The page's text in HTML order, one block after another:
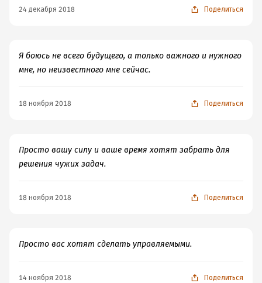
24 декабря 2018 Поделиться
Я боюсь не всего будущего, а только важного и нужного
мне, но неизвестного мне сейчас.
18 ноября 2018 Поделиться
Просто вашу силу и ваше время хотят забрать для
решения чужих задач.
18 ноября 2018 Поделиться
Просто вас хотят сделать управляемыми.
14 ноября 2018 Поделиться